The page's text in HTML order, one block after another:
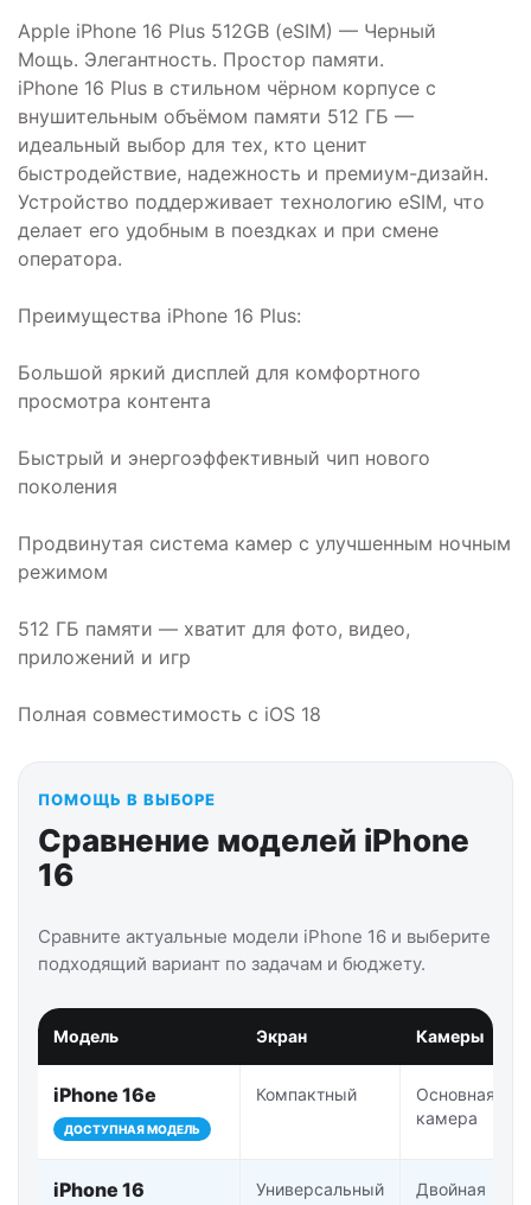
Apple iPhone 16 Plus 512GB (eSIM) — Черный
Мощь. Элегантность. Простор памяти.
iPhone 16 Plus в стильном чёрном корпусе с
внушительным объёмом памяти 512 ГБ —
идеальный выбор для тех, кто ценит
быстродействие, надежность и премиум-дизайн.
Устройство поддерживает технологию eSIM, что
делает его удобным в поездках и при смене
оператора.
Преимущества iPhone 16 Plus:
Большой яркий дисплей для комфортного
просмотра контента
Быстрый и энергоэффективный чип нового
поколения
Продвинутая система камер с улучшенным ночным
режимом
512 ГБ памяти — хватит для фото, видео,
приложений и игр
Полная совместимость с iOS 18
ПОМОЩЬ В ВЫБОРЕ
Сравнение моделей iPhone
16
Сравните актуальные модели iPhone 16 и выберите
подходящий вариант по задачам и бюджету.
Модель Экран Камеры
iPhone 16e
ДОСТУПНАЯ МОДЕЛЬ
Компактный
Основная
камера
iPhone 16 Универсальный
Двойная